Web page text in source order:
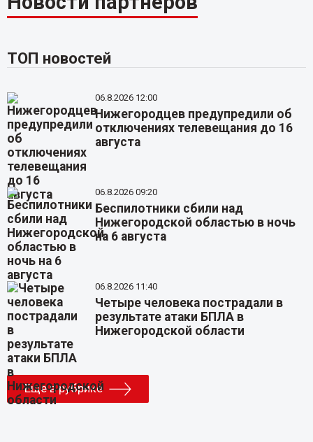
ТОП новостей
06.8.2026 12:00
Нижегородцев предупредили об
отключениях телевещания до 16
августа
06.8.2026 09:20
Беспилотники сбили над
Нижегородской областью в ночь
на 6 августа
06.8.2026 11:40
Четыре человека пострадали в
результате атаки БПЛА в
Нижегородской области
Еще в рубрике